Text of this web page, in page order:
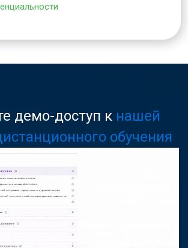
демо-доступ к нашей
обучения